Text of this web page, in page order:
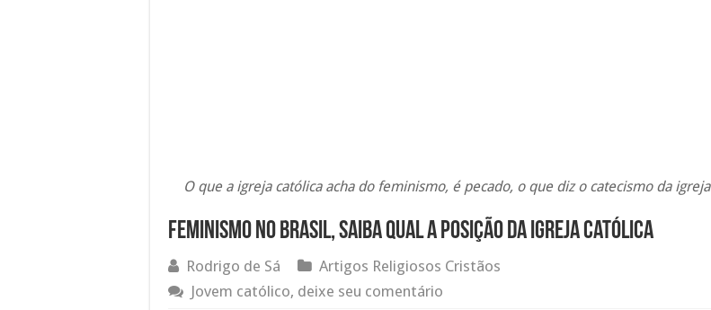
O que a igreja católica acha do feminismo, é pecado, o que diz o catecismo da igreja
Feminismo no Brasil, saiba qual a posição da igreja católica
Rodrigo de Sá
Artigos Religiosos Cristãos
Jovem católico, deixe seu comentário